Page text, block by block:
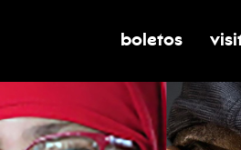
alternar
boletos